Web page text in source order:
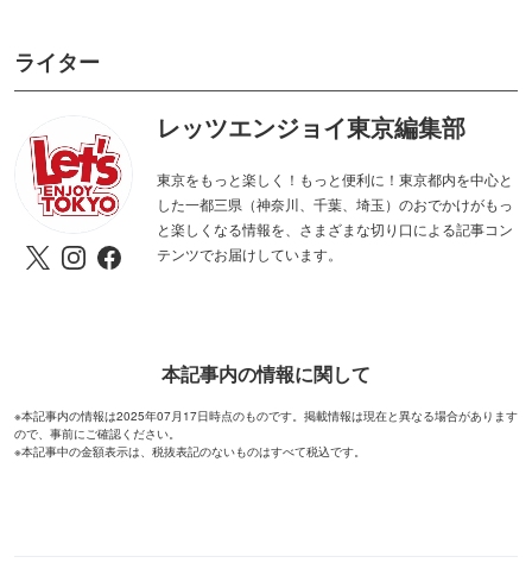
ライター
レッツエンジョイ東京編集部
東京をもっと楽しく！もっと便利に！東京都内を中心と
した一都三県（神奈川、千葉、埼玉）のおでかけがもっ
と楽しくなる情報を、さまざまな切り口による記事コン
テンツでお届けしています。
本記事内の情報に関して
※本記事内の情報は2025年07月17日時点のものです。掲載情報は現在と異なる場合があります
ので、事前にご確認ください。
※本記事中の金額表示は、税抜表記のないものはすべて税込です。